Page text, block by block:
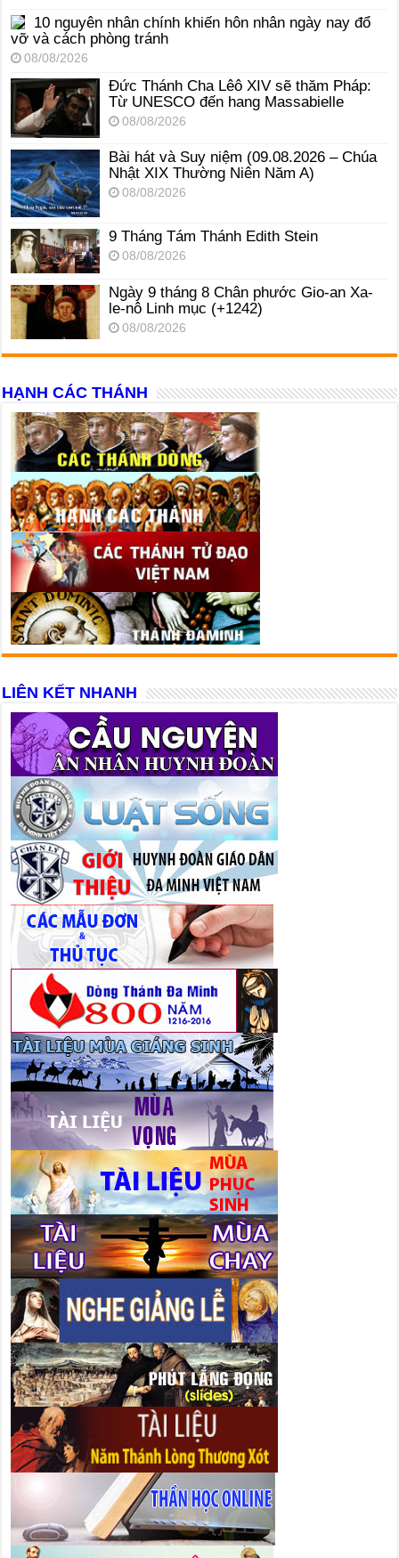
10 nguyên nhân chính khiến hôn nhân ngày nay đổ
vỡ và cách phòng tránh
08/08/2026
Đức Thánh Cha Lêô XIV sẽ thăm Pháp:
Từ UNESCO đến hang Massabielle
08/08/2026
Bài hát và Suy niệm (09.08.2026 – Chúa
Nhật XIX Thường Niên Năm A)
08/08/2026
9 Tháng Tám Thánh Edith Stein
08/08/2026
Ngày 9 tháng 8 Chân phước Gio-an Xa-
le-nô Linh mục (+1242)
08/08/2026
HẠNH CÁC THÁNH
LIÊN KẾT NHANH